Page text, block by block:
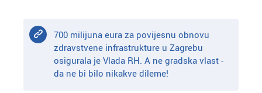
700 milijuna eura za povijesnu obnovu
zdravstvene infrastrukture u Zagrebu
osigurala je Vlada RH. A ne gradska vlast -
da ne bi bilo nikakve dileme!